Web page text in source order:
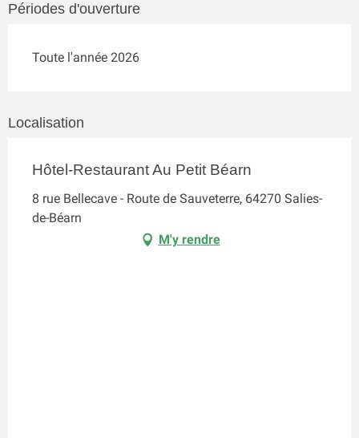
Périodes d'ouverture
Toute l'année 2026
Localisation
Hôtel-Restaurant Au Petit Béarn
8 rue Bellecave - Route de Sauveterre, 64270 Salies-
de-Béarn
M'y rendre